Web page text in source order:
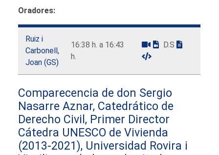
Oradores:
Ruiz i
Carbonell,
Joan (GS)
16:38 h. a 16:43
h.
D.S
Comparecencia de don Sergio
Nasarre Aznar, Catedrático de
Derecho Civil, Primer Director
Cátedra UNESCO de Vivienda
(2013-2021), Universidad Rovira i